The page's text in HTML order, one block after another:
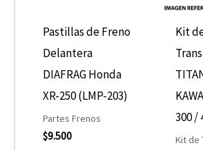
Pastillas de Freno
Delantera
DIAFRAG Honda
XR-250 (LMP-203)
Partes Frenos
$9.500
Kit
300 /
Kit de